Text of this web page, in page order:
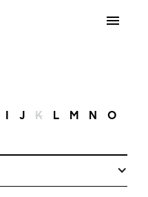
I J K L M N O